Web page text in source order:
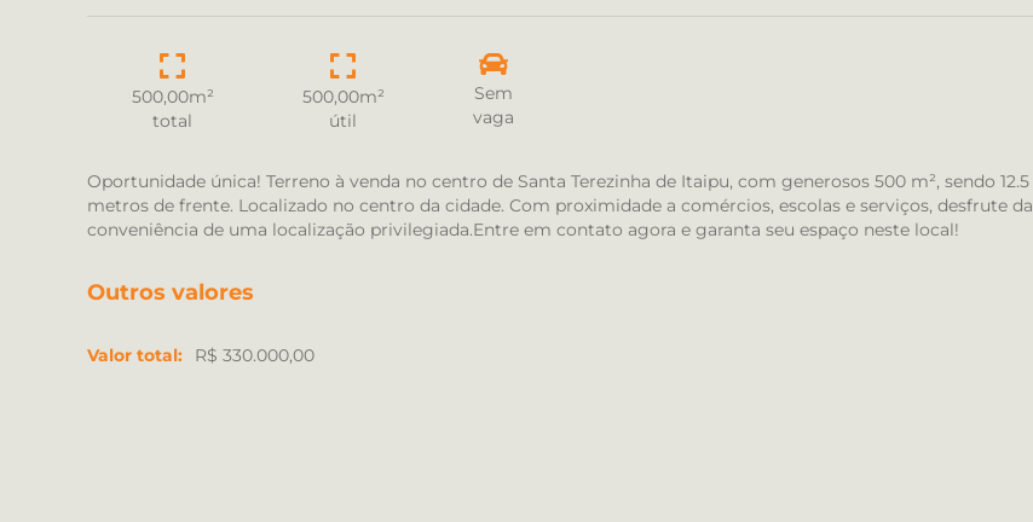
500,00m²
total
500,00m²
útil
Sem
vaga
Oportunidade única! Terreno à venda no centro de Santa Terezinha de Itaipu, com generosos 500 m², sendo 12.5
metros de frente. Localizado no centro da cidade. Com proximidade a comércios, escolas e serviços, desfrute da
conveniência de uma localização privilegiada.Entre em contato agora e garanta seu espaço neste local!
Outros valores
Valor total: R$ 330.000,00